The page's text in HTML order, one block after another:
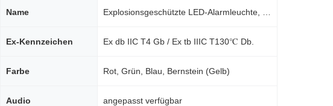
Name
Ex-Kennzeichen Ex db IIC T4 Gb / Ex tb IIIC T130℃ Db.
Farbe Rot, Grün, Blau, Bernstein (Gelb)
Audio angepasst verfügbar